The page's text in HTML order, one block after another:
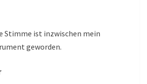
Stimme ist inzwischen mein
geworden.